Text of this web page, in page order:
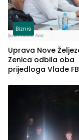
Biznis
Uprava Nove
Zenica odbila oba
prijedloga Vlade
rješenje